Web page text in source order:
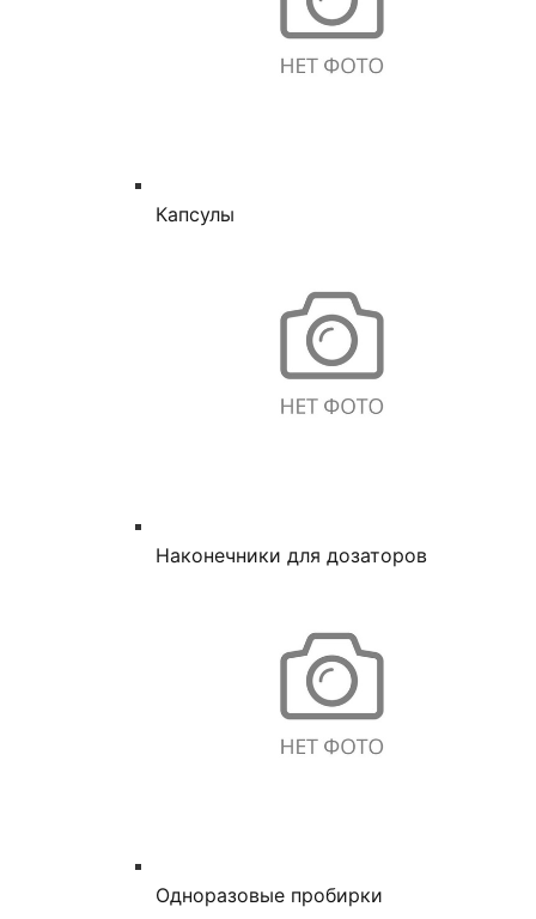
Капсулы
Наконечники для дозаторов
Одноразовые пробирки